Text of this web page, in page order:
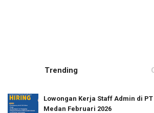
Trending
Lowongan Kerja Staff Admin di
Medan Februari 2026